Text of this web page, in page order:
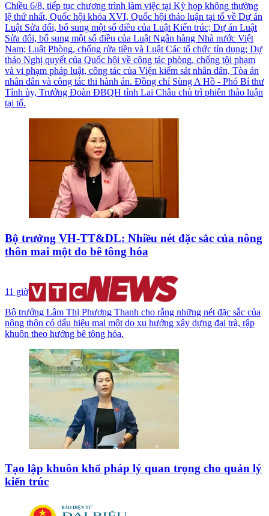
Chiều 6/8, tiếp tục chương trình làm việc tại Kỳ họp không thường
lệ thứ nhất, Quốc hội khóa XVI, Quốc hội thảo luận tại tổ về Dự án
Luật Sửa đổi, bổ sung một số điều của Luật Kiến trúc; Dự án Luật
Sửa đổi, bổ sung một số điều của Luật Ngân hàng Nhà nước Việt
Nam; Luật Phòng, chống rửa tiền và Luật Các tổ chức tín dụng; Dự
thảo Nghị quyết của Quốc hội về công tác phòng, chống tội phạm
và vi phạm pháp luật, công tác của Viện kiểm sát nhân dân, Tòa án
nhân dân và công tác thi hành án. Đồng chí Sùng A Hồ - Phó Bí thư
Tỉnh ủy, Trưởng Đoàn ĐBQH tỉnh Lai Châu chủ trì phiên thảo luận
tại tổ.
Bộ trưởng VH-TT&DL: Nhiều nét đặc sắc của nông
thôn mai một do bê tông hóa
11 giờ
Bộ trưởng Lâm Thị Phương Thanh cho rằng những nét đặc sắc của
nông thôn có dấu hiệu mai một do xu hướng xây dựng đại trà, rập
khuôn theo hướng bê tông hóa.
Tạo lập khuôn khổ pháp lý quan trọng cho quản lý
kiến trúc